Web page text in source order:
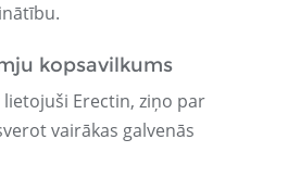
kopsavilkums
Erectin, ziņo par
vairākas galvenās